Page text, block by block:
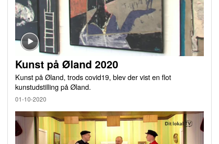
Kunst på Øland 2020
Kunst på Øland, trods covid19, blev der vist en flot
kunstudstilling på Øland.
01-10-2020